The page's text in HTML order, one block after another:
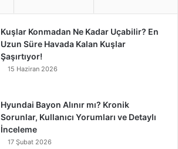
Kuşlar Konmadan Ne Kadar Uçabilir? En
Uzun Süre Havada Kalan Kuşlar
Şaşırtıyor!
15 Haziran 2026
Hyundai Bayon Alınır mı? Kronik
Sorunlar, Kullanıcı Yorumları ve Detaylı
İnceleme
17 Şubat 2026